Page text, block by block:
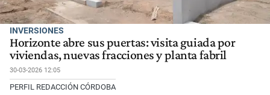
INVERSIONES
Horizonte abre sus puertas: visita guiada por
viviendas, nuevas fracciones y planta fabril
30-03-2026 12:05
PERFIL REDACCIÓN CÓRDOBA